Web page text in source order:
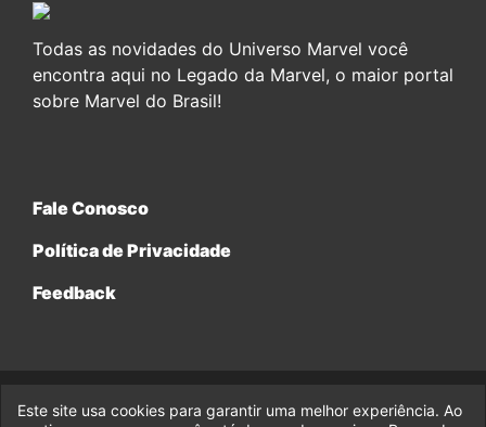
Todas as novidades do Universo Marvel você
encontra aqui no Legado da Marvel, o maior portal
sobre Marvel do Brasil!
Fale Conosco
Política de Privacidade
Feedback
© 2017-2026 Legado da Marvel, uma empresa da Legado
Este site usa cookies para garantir uma melhor experiência. Ao